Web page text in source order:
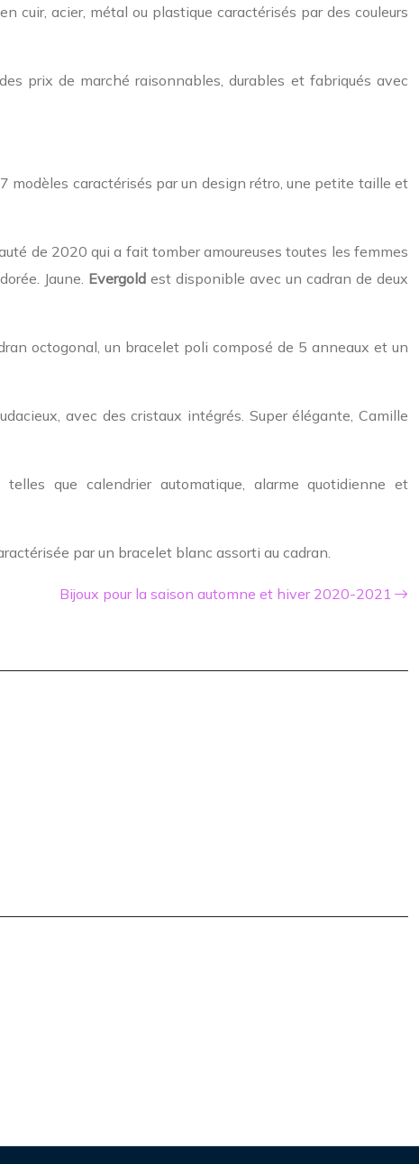
cuir, acier, métal ou plastique caractérisés par des couleurs
prix de marché raisonnables, durables et fabriqués avec
caractérisés par un design rétro, une petite taille et
de 2020 qui a fait tomber amoureuses toutes les femmes
Jaune. Evergold est disponible avec un cadran de deux
octogonal, un bracelet poli composé de 5 anneaux et un
avec des cristaux intégrés. Super élégante, Camille
que calendrier automatique, alarme quotidienne et
par un bracelet blanc assorti au cadran.
Bijoux pour la saison automne et hiver 2020-2021